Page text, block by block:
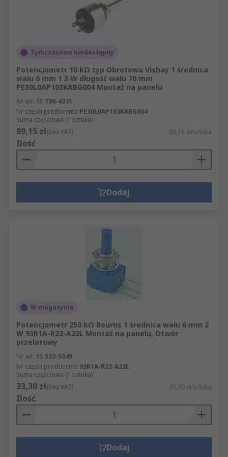
ceramika, wersje drutowe), maksymalną
opornością, tolerancją oraz mocą znamionową.
Do tej rodziny produktów RS zalicza też elementy
potencjometrów, osłony pokręteł, nakrętki
mocujące oraz akcesoria do montażu, które
dostępne są w podkategoriiakcesoria do
potencjometrów, jeśli oprócz samego elementu
regulacyjnego potrzebny jest też panel sterujący.
Na co zwrócić uwagę przy wyborze
rezystora zmiennego?
Dobór rezystora zmiennego wymaga zestawienia
kilku parametrów technicznych, tak aby element
pasował do obwodu i sposobu regulacji
typ rezystora zmiennego (potencjometr,
reostat, trymer),
maksymalną oporność,
typ regulacji (obrotowa, suwakowa,
wieloobrotowa),
moc znamionową,
tolerancję oporności (±%),
materiał elementu oporowego,
liczbę zwojów (przy potencjometrach
wieloobrotowych umożliwiających
precyzyjną regulację),
sposób montażu (panel, płytka drukowana,
otwór przelotowy).
Przy doborze warto rozróżnić, czy parametr w
Tymczasowo niedostępny
Potencjometr 10 kΩ typ Obrotowa Vishay 1 średnica
wału 6 mm 1 3 W długość wału 70 mm
PE30L0AP103KABG004 Montaż na panelu
Nr art. RS 790-4331
Nr części producenta PE30L0AP103KABG004
Suma częściowa (1 sztuka)
89,15 zł(bez VAT) 89,15 zł/sztuka
Ilość
Dodaj
W magazynie
Potencjometr 250 kΩ Bourns 1 średnica wału 6 mm 2
W 93R1A-R22-A22L Montaż na panelu, Otwór
przelotowy
Nr art. RS 522-5349
Nr części producenta 93R1A-R22-A22L
Suma częściowa (1 sztuka)
33,30 zł(bez VAT) 33,30 zł/sztuka
Ilość
Dodaj